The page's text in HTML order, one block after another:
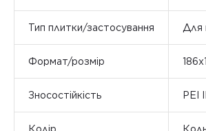
Тип плитки/застосування Для
Формат/розмір
Зносостійкість PEI III